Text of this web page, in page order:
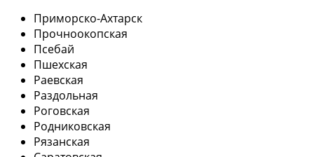
Приморско-Ахтарск
Прочноокопская
Псебай
Пшехская
Раевская
Раздольная
Роговская
Родниковская
Рязанская